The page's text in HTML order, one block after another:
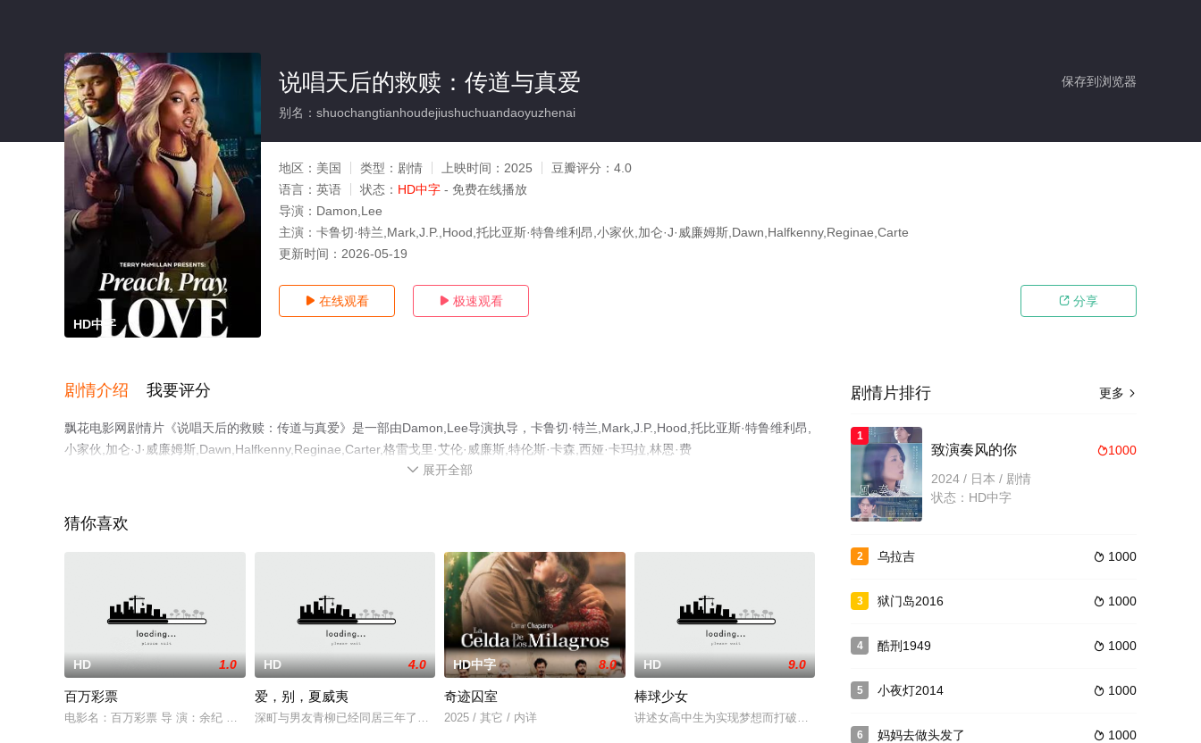
HD中字
保存到浏览器
说唱天后的救赎：传道与真爱
别名：shuochangtianhoudejiushuchuandaoyuzhenai
地区： 美国 类型： 剧情 上映时间： 2025 豆瓣评分： 4.0
语言： 英语 状态： HD中字 - 免费在线播放
导演： Damon,Lee
主演： 卡鲁切·特兰,Mark,J.P.,Hood,托比亚斯·特鲁维利昂,小家伙,加仑·J·威廉姆斯,Dawn,Halfkenny,Reginae,Carte
更新时间： 2026-05-19
 在线观看  极速观看  分享
剧情介绍 我要评分
飘花电影网剧情片《说唱天后的救赎：传道与真爱》是一部由Damon,Lee导演执导，卡鲁切·特兰,Mark,J.P.,Hood,托比亚斯·特鲁维利昂,
小家伙,加仑·J·威廉姆斯,Dawn,Halfkenny,Reginae,Carter,格雷戈里·艾伦·威廉斯,特伦斯·卡森,西娅·卡玛拉,林恩·费
文,Ricky,Michael,Martine等演员精彩演绎的美国电影，手机免费观看高清未删减完整版电影大全就上飘花影院，更多相关信息可移步至
 展开全部
猜你喜欢
HD 1.0
百万彩票
电影名：百万彩票 导 演：余纪 编 剧：余纪 主 演：庞祖云 仇小豹 张新李伯清 沈伐 李永玲 上 映：1998年 地 区：中国大陆
HD 4.0
爱，别，夏威夷
深町与男友青柳已经同居三年了，尽管他们已经决定分手，但现在依然共处同一屋檐下。如今他们的状态，只能有友达以上，恋人未满来形容，不过深
HD中字 8.0
奇迹囚室
2025 / 其它 / 内详
HD 9.0
棒球少女
讲述女高中生为实现梦想而打破女性不能成为职业棒球运动员的惯例，成为韩国首位女性职业棒球运动员的故
更多 
剧情片排行
1
1000
致演奏风的你
2024 / 日本 / 剧情
状态：HD中字
2  1000
乌拉吉
3  1000
狱门岛2016
4  1000
酷刑1949
5  1000
小夜灯2014
6  1000
妈妈去做头发了